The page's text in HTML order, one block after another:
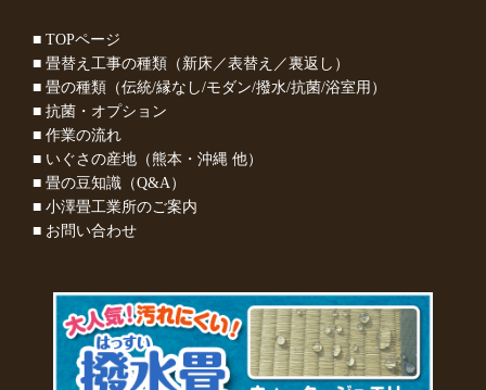
■ TOPページ
■ 畳替え工事の種類（新床／表替え／裏返し）
■ 畳の種類（伝統/縁なし/モダン/撥水/抗菌/浴室用）
■ 抗菌・オプション
■ 作業の流れ
■ いぐさの産地（熊本・沖縄 他）
■ 畳の豆知識（Q&A）
■ 小澤畳工業所のご案内
■ お問い合わせ